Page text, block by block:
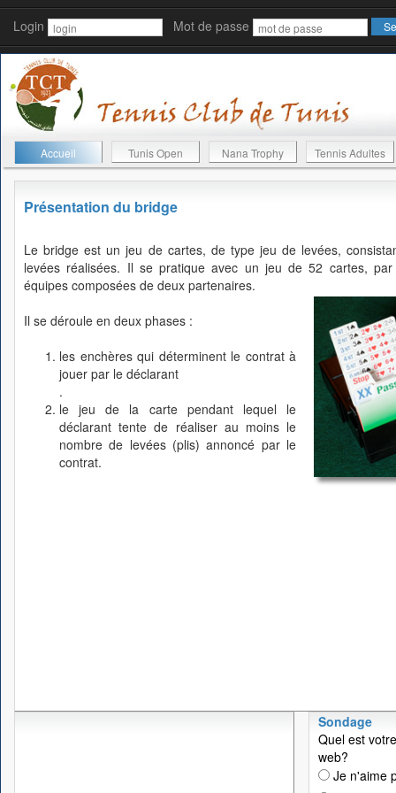
Login Mot de passe
Accueil Tunis Open Nana Trophy Tennis Adultes
Présentation du bridge
Le bridge est un jeu de cartes, de type jeu de levées,
levées réalisées. Il se pratique avec un jeu de 52 cartes,
équipes composées de deux partenaires.
Il se déroule en deux phases :
les enchères qui déterminent le contrat à
jouer par le déclarant
.
le jeu de la carte pendant lequel le
déclarant tente de réaliser au moins le
nombre de levées (plis) annoncé par le
contrat.
Sondage
Quel est
web?
Je n'aime